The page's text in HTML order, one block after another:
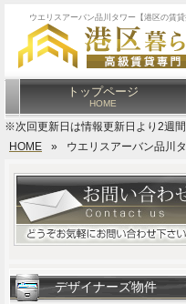
ウエリスアーバン品川タワー【港区の賃貸
トップページ
HOME
※次回更新日は情報更新日より2週
HOME
» ウエリスアーバン品川
デザイナーズ物件